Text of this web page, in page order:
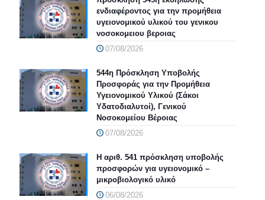
ενδιαφέροντος για την προμήθεια
υγειονομικού υλικού του γενικου
νοσοκομειου βεροιας
07/08/2026
544η Πρόσκληση Υποβολής
Προσφοράς για την Προμήθεια
Υγειονομικού Υλικού (Σάκοι
Υδατοδιαλυτοί), Γενικού
Νοσοκομείου Βέροιας
07/08/2026
Η αριθ. 541 πρόσκληση υποβολής
προσφορών για υγειονομικό –
μικροβιολογικό υλικό
06/08/2026